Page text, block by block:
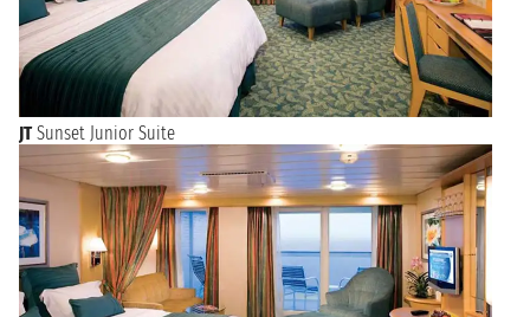
JT Sunset Junior Suite